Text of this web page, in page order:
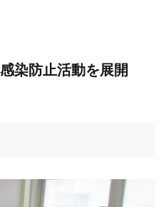
染防止活動を展開